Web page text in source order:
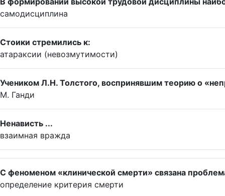
самодисциплина
Стоики стремились к:
атараксии (невозмутимости)
Учеником Л.Н. Толстого, воспринявшим теорию о
М. Ганди
Ненависть ...
взаимная вражда
С феноменом «клинической смерти» связана
определение критерия смерти